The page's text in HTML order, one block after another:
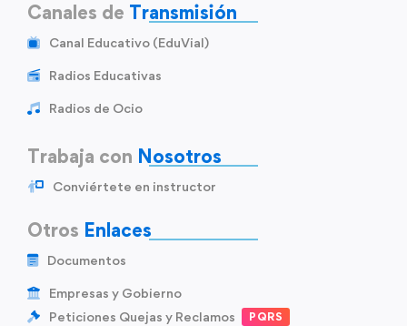
Canales de Transmisión
Canal Educativo (EduVial)
Radios Educativas
Radios de Ocio
Trabaja con Nosotros
Conviértete en instructor
Otros Enlaces
Documentos
Empresas y Gobierno
Peticiones Quejas y Reclamos
PQRS